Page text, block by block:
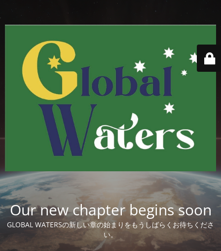
Our new chapter begins soon
GLOBAL WATERSの新しい章の始まりをもうしばらくお待ちくださ
い。